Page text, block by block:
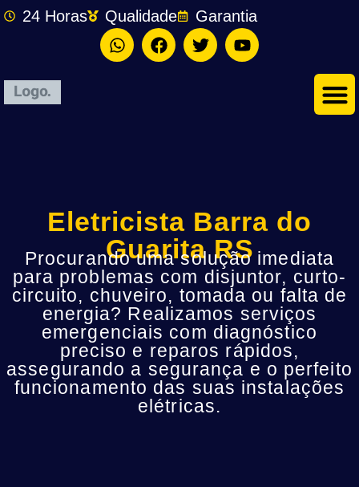
24 Horas Qualidade Garantia
Eletricista Barra do
Guarita RS
Procurando uma solução imediata
para problemas com disjuntor, curto-
circuito, chuveiro, tomada ou falta de
energia? Realizamos serviços
emergenciais com diagnóstico
preciso e reparos rápidos,
assegurando a segurança e o perfeito
funcionamento das suas instalações
elétricas.